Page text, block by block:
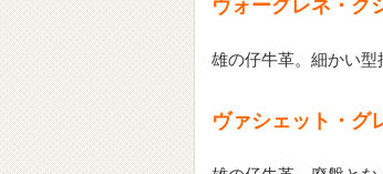
ヴォーグレネ・ク
雄の仔牛革。細かい
ヴァシェット・グ